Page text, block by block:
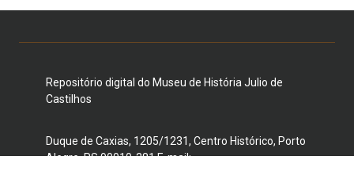
Repositório digital do Museu de História Julio de
Castilhos
Duque de Caxias, 1205/1231, Centro Histórico, Porto
Alegre, RS 90010-281 E-mail: